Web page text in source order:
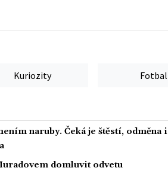
Kuriozity Fotbal
naruby. Čeká je štěstí, odměna i
domluvit odvetu